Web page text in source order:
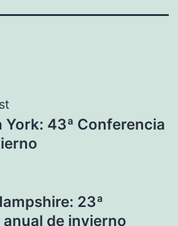
York: 43ª Conferencia
23ª
de invierno